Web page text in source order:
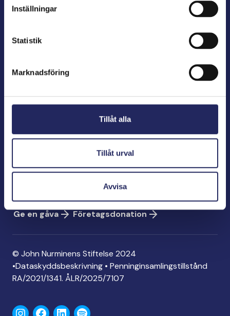
Inställningar
Statistik
Marknadsföring
Tillåt alla
Tillåt urval
Avvisa
kulturens väktare och utgivare av marin litteratur.
Bölegatan 2
00240 Helsingfors
Kontaktinformation
Ge en gåva
Ge en gåva
Företagsdonation
© John Nurminens Stiftelse 2024
•Dataskyddsbeskrivning • Penninginsamlingstillstånd
RA/2021/1341. ÅLR/2025/7107